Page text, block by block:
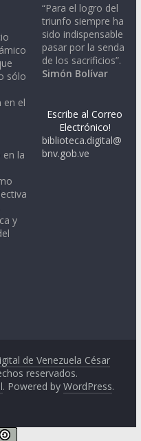
sólo
en el
en la
y
“Para el logro del
triunfo siempre ha
sido indispensable
pasar por la senda
de los sacrificios”.
Simón Bolívar
Escribe al Correo
Electrónico!
biblioteca.digital@
bnv.gob.ve
de Venezuela César
reservados.
. Powered byWordPress.